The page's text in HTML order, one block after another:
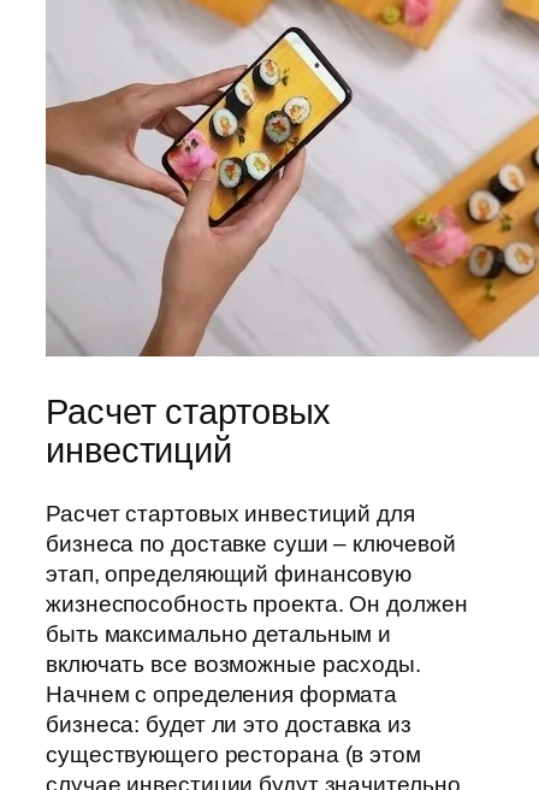
Расчет стартовых
инвестиций
Расчет стартовых инвестиций для
бизнеса по доставке суши – ключевой
этап, определяющий финансовую
жизнеспособность проекта. Он должен
быть максимально детальным и
включать все возможные расходы.
Начнем с определения формата
бизнеса: будет ли это доставка из
существующего ресторана (в этом
случае инвестиции будут значительно